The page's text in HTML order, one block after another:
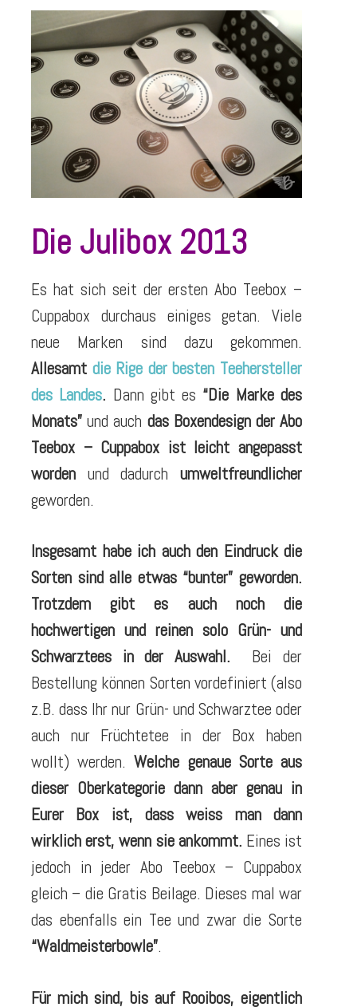
Die Julibox 2013
Es hat sich seit der ersten Abo Teebox –
Cuppabox durchaus einiges getan. Viele
neue Marken sind dazu gekommen.
Allesamt die Rige der besten Teehersteller
des Landes. Dann gibt es “Die Marke des
Monats” und auch das Boxendesign der Abo
Teebox – Cuppabox ist leicht angepasst
worden und dadurch umweltfreundlicher
geworden.
Insgesamt habe ich auch den Eindruck die
Sorten sind alle etwas “bunter” geworden.
Trotzdem gibt es auch noch die
hochwertigen und reinen solo Grün- und
Schwarztees in der Auswahl.
Bei der
Bestellung können Sorten vordefiniert (also
z.B. dass Ihr nur Grün- und Schwarztee oder
auch nur Früchtetee in der Box haben
wollt) werden.Welche genaue Sorte aus
dieser Oberkategorie dann aber genau in
Eurer Box ist, dass weiss man dann
wirklich erst, wenn sie ankommt. Eines ist
jedoch in jeder Abo Teebox – Cuppabox
gleich – die Gratis Beilage. Dieses mal war
das ebenfalls ein Tee und zwar die Sorte
“Waldmeisterbowle”.
Für mich sind, bis auf Rooibos, eigentlich